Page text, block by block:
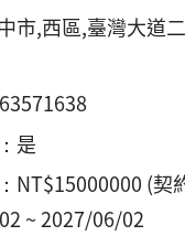
市,西區,臺灣大道
是
NT$15000000 (契
~ 2027/06/02